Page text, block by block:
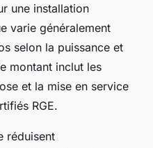
une installation
varie généralement
selon la puissance et
montant inclut les
et la mise en service
RGE.
réduisent